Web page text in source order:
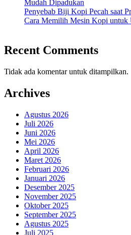
Mudah Dipadukan
Penyebab Biji Kopi Pecah saat
Cara Memilih Mesin Kopi untuk
Recent Comments
Tidak ada komentar untuk ditampilkan.
Archives
Agustus 2026
Juli 2026
Juni 2026
Mei 2026
April 2026
Maret 2026
Februari 2026
Januari 2026
Desember 2025
November 2025
Oktober 2025
September 2025
Agustus 2025
Juli 2025